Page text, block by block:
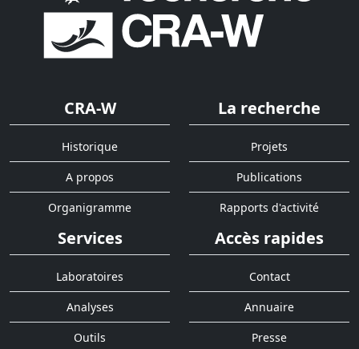
CRA-W
Historique
A propos
Organigramme
La recherche
Projets
Publications
Rapports d'activité
Services
Laboratoires
Analyses
Outils
Accès rapides
Contact
Annuaire
Presse